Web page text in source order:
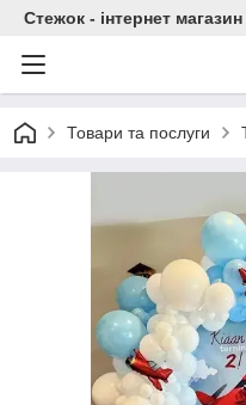
Стежок - інтернет
Товари та послуги